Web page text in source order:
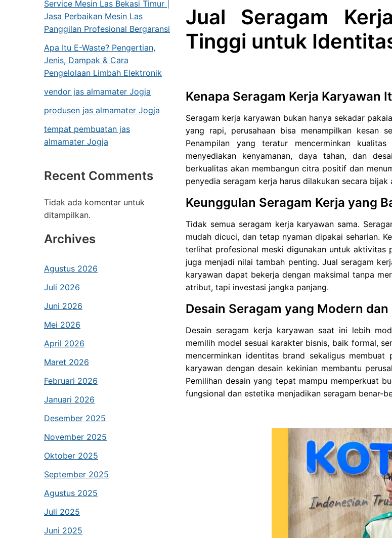
Service Mesin Las Bekasi Timur |
Jasa Perbaikan Mesin Las
Panggilan Profesional Bergaransi
Apa Itu E-Waste? Pengertian,
Jenis, Dampak & Cara
Pengelolaan Limbah Elektronik
vendor jas almamater Jogja
produsen jas almamater Jogja
tempat pembuatan jas
almamater Jogja
Recent Comments
Tidak ada komentar untuk
ditampilkan.
Archives
Agustus 2026
Juli 2026
Juni 2026
Mei 2026
April 2026
Maret 2026
Februari 2026
Januari 2026
Desember 2025
November 2025
Oktober 2025
September 2025
Agustus 2025
Juli 2025
Juni 2025
Jual Seragam
Tinggi untuk
Kenapa Seragam Kerja Karyawan
Seragam kerja karyawan bukan hanya sekadar
yang rapi, perusahaan bisa menampilkan kesan
Penampilan yang teratur mencerminkan
menyediakan kenyamanan, daya tahan, dan
berkualitas akan membangun citra positif dan
penyedia seragam kerja harus dilakukan secara
Keunggulan Seragam Kerja yang
Tidak semua seragam kerja karyawan sama.
mudah dicuci, dan tetap nyaman dipakai seharian.
terlihat profesional meski digunakan untuk aktivitas
juga menjadi nilai tambah penting. Jual seragam
karyawan dapat bekerja dengan maksimal tanpa
atribut, tapi investasi jangka panjang.
Desain Seragam yang Modern dan
Desain seragam kerja karyawan saat ini lebih
memilih model sesuai karakter bisnis, baik formal,
mencerminkan identitas brand sekaligus
karyawan dengan desain kekinian membantu
Pemilihan desain yang tepat mampu memperkuat
fungsional dan estetika menjadikan seragam benar-